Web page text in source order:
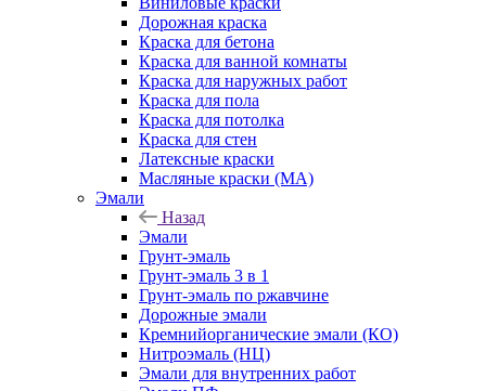
Дорожная краска
Краска для бетона
Краска для ванной комнаты
Краска для наружных работ
Краска для пола
Краска для потолка
Краска для стен
Латексные краски
Масляные краски (МА)
Эмали
Назад
Эмали
Грунт-эмаль
Грунт-эмаль 3 в 1
Грунт-эмаль по ржавчине
Дорожные эмали
Кремнийорганические эмали (КО)
Нитроэмаль (НЦ)
Эмали для внутренних работ